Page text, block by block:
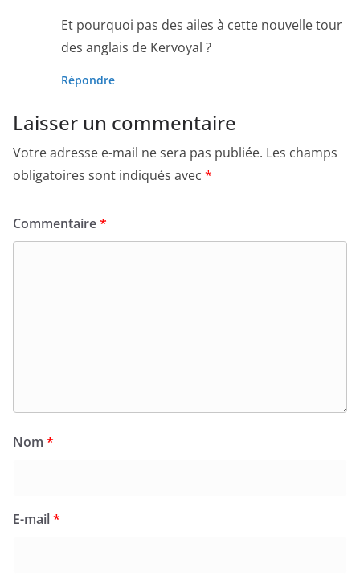
Et pourquoi pas des ailes à cette nouvelle tour
des anglais de Kervoyal ?
Répondre
Laisser un commentaire
Votre adresse e-mail ne sera pas publiée. Les champs
obligatoires sont indiqués avec *
Commentaire*
Nom *
E-mail*